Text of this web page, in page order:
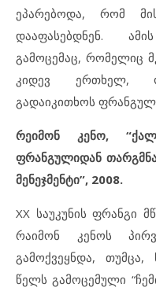
ეპარებოდა, რომ
დააფასებდნენ.
გამოცემაც, რომელიც
კიდევ ერთხელ,
გადაიკითხოს
რეიმონ კენო,
ფრანგულიდან
მენეჯმენტი”, 2008.
XX საუკუნის ფრანგი
რაიმონ კენოს
გამოქვეყნდა,
წელს გამოცემული